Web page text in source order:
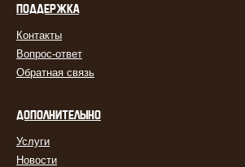
ПОДДЕРЖКА
Контакты
Вопрос-ответ
Обратная связь
ДОПОЛНИТЕЛЬНО
Услуги
Новости